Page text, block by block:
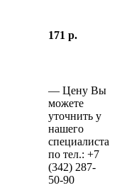
171 р.
— Цену Вы
можете
уточнить у
нашего
специалиста
по тел.: +7
(342) 287-
50-90